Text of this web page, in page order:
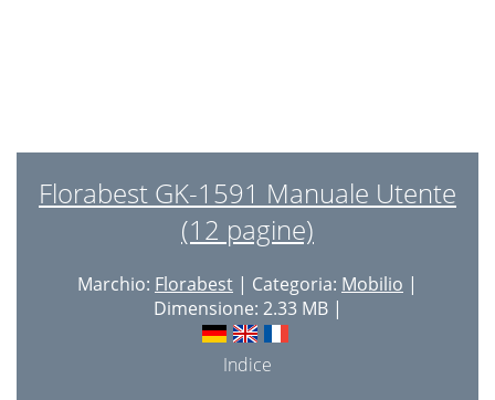
Florabest GK-1591 Manuale Utente
(12 pagine)
Marchio: Florabest | Categoria: Mobilio |
Dimensione: 2.33 MB |
Indice